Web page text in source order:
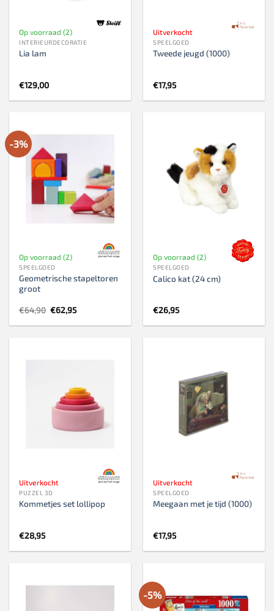
Op voorraad (2)
INTERIEURDECORATIE
Lia lam
€129,00
Uitverkocht
SPEELGOED
Tweede jeugd (1000)
€17,95
-3%
Op voorraad (2)
SPEELGOED
Geometrische stapeltoren
groot
€64,90 Oorspronkelijke
prijs
was:
€62,95Huidige
is:
Op voorraad (2)
SPEELGOED
Calico kat (24 cm)
€26,95
Uitverkocht
PUZZEL 3D
Kommetjes set lollipop
€28,95
Uitverkocht
SPEELGOED
Meegaan met je tijd (1000)
€17,95
-5%